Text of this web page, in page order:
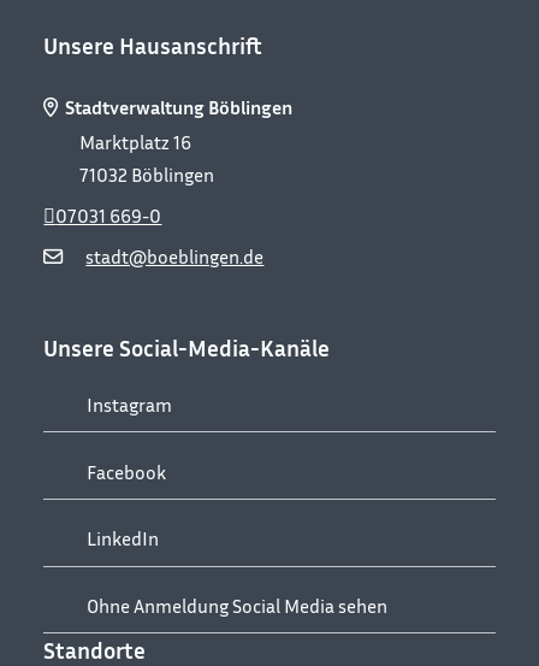
Unsere Hausanschrift
Stadtverwaltung Böblingen
Marktplatz 16
71032 Böblingen
stadt@boeblingen.de
07031 669-0
Unsere Social-Media-Kanäle
Instagram
Facebook
LinkedIn
Ohne Anmeldung Social Media sehen
Standorte